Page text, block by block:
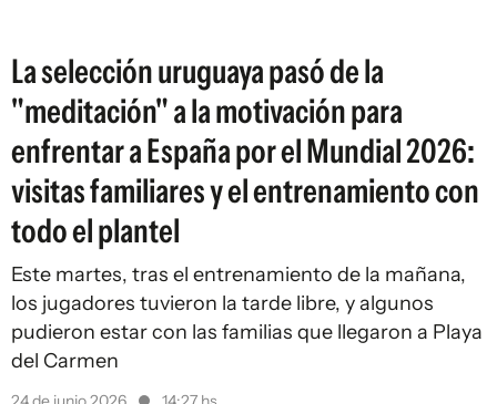
La selección uruguaya pasó de la
"meditación" a la motivación para
enfrentar a España por el Mundial 2026:
visitas familiares y el entrenamiento con
todo el plantel
Este martes, tras el entrenamiento de la mañana,
los jugadores tuvieron la tarde libre, y algunos
pudieron estar con las familias que llegaron a Playa
del Carmen